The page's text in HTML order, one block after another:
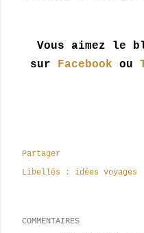
Vous aimez le
sur Facebook ou
Partager
Libellés :
idées voyages
COMMENTAIRES